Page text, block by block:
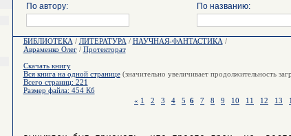
По автору:
По названию:
БИБЛИОТЕКА / ЛИТЕРАТУРА / НАУЧНАЯ-ФАНТАСТИКА /
Авраменко Олег/ Протекторат
Скачать книгу
Вся книга на одной странице(значительно увеличивает продолжительность
Всего страниц: 221
Размер файла: 454 Кб
« 1 2 3 4 5 6 7 8 9 10 11 12 13